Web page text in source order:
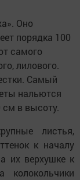
Оно
порядка 100
самого
лилового.
Самый
нальются
в высоту.
листья,
к началу
их верхушке к